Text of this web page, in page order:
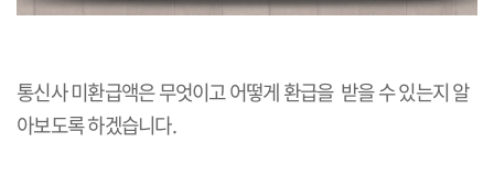
통신사 미환급액은 무엇이고 어떻게 환급을 받을 수 있는지 알
아보도록 하겠습니다.